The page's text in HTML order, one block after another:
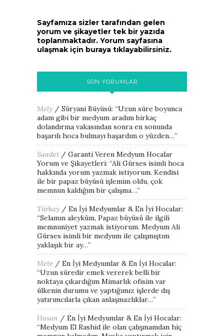
Sayfamıza sizler tarafından gelen
yorum ve şikayetler tek bir yazıda
toplanmaktadır. Yorum sayfasına
ulaşmak için buraya tıklayabilirsiniz.
SON YORUMLAR
Mely / Süryani Büyüsü: “Uzun süre boyunca
adam gibi bir medyum aradım birkaç
dolandırma vakasından sonra en sonunda
başarılı hoca bulmayı başardım o yüzden…”
Saadet / Garanti Veren Medyum Hocalar
Yorum ve Şikayetleri: “Ali Gürses isimli hoca
hakkında yorum yazmak istiyorum. Kendisi
ile bir papaz büyüsü işlemim oldu, çok
memnun kaldığım bir çalışma…”
Türkay / En İyi Medyumlar & En İyi Hocalar:
“Selamın aleyküm, Papaz büyüsü ile ilgili
memnuniyet yazmak istiyorum. Medyum Ali
Gürses isimli bir medyum ile çalışmıştım
yaklaşık bir ay…”
Mete / En İyi Medyumlar & En İyi Hocalar:
“Uzun süredir emek vererek belli bir
noktaya çıkardığım Mimarlık ofisim var
ülkenin durumu ve yaptığımız işlerde dış
yatırımcılarla çıkan anlaşmazlıklar…”
Hasan / En İyi Medyumlar & En İyi Hocalar:
“Medyum El Rashid ile olan çalışmamdan hiç